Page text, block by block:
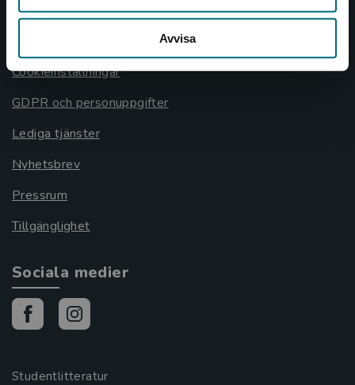
Avvisa
Om oss
Cookieinställningar
GDPR och personuppgifter
Lediga tjänster
Nyhetsbrev
Pressrum
Tillgänglighet
Sociala medier
Studentlitteratur